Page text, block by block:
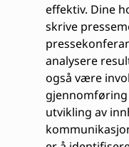
effektiv. Dine
skrive
analysere
også være
gjennomføring
utvikling av